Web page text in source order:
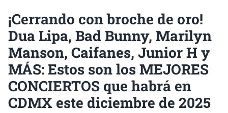
¡Cerrando con broche de oro!
Dua Lipa, Bad Bunny, Marilyn
Manson, Caifanes, Junior H y
MÁS: Estos son los MEJORES
CONCIERTOS que habrá en
CDMX este diciembre de 2025